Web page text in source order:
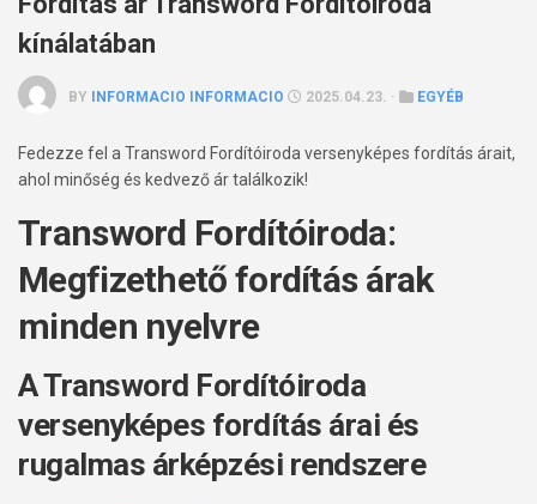
kínálatában
BY INFORMACIO INFORMACIO 2025.04.23. · EGYÉB
Fedezze fel a Transword Fordítóiroda versenyképes fordítás árait,
ahol minőség és kedvező ár találkozik!
Transword Fordítóiroda:
Megfizethető fordítás árak
minden nyelvre
A Transword Fordítóiroda
versenyképes fordítás árai és
rugalmas árképzési rendszere